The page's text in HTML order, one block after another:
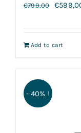
€799,00 €
Add to cart
- 40% !